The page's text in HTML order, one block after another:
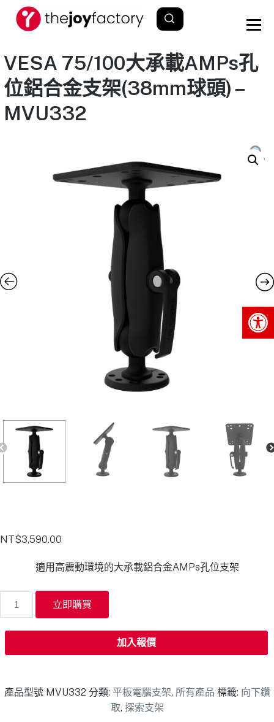
VESA 75/100大承載AMPs孔
位鋁合金支架(38mm球頭) –
MVU332
NT$3,590.00
適用高震動環境的大承載鋁合金AMPs孔位支架
立即購買
加入報價
產品型號 MVU332 分類: 平板電腦支架, 所有產品 標籤: 向下鑽
取, 探索支架